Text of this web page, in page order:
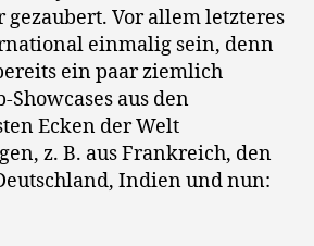
Vor allem letzteres
einmalig sein, denn
ein paar ziemlich
Showcases aus den
Ecken der Welt
z. B. aus Frankreich, den
Indien und nun: